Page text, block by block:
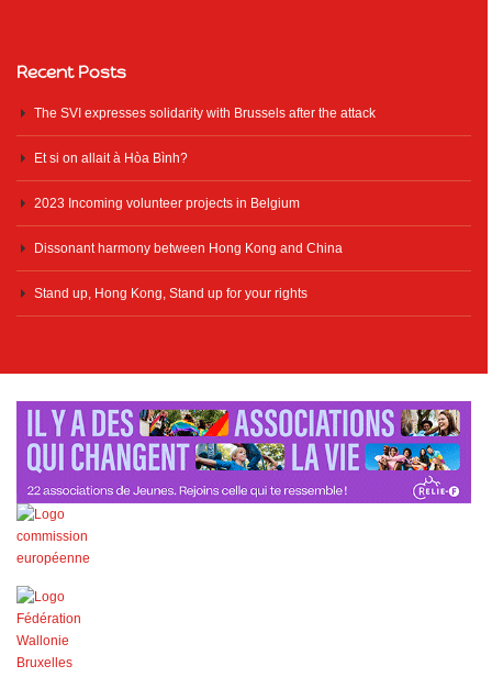
Recent Posts
The SVI expresses solidarity with Brussels after the attack
Et si on allait à Hòa Bình?
2023 Incoming volunteer projects in Belgium
Dissonant harmony between Hong Kong and China
Stand up, Hong Kong, Stand up for your rights